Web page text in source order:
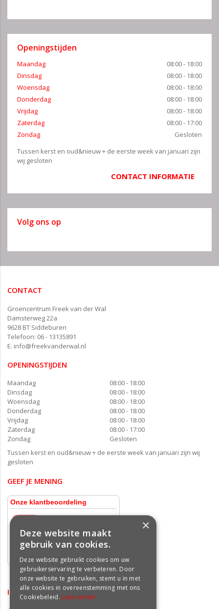
Openingstijden
Maandag
08:00 - 18:00
Dinsdag
08:00 - 18:00
Woensdag
08:00 - 18:00
Donderdag
08:00 - 18:00
Vrijdag
08:00 - 18:00
Zaterdag
08:00 - 17:00
Zondag
Gesloten
Tussen kerst en oud&nieuw + de eerste week van januari zijn
wij gesloten
CONTACT INFORMATIE
Volg ons op
CONTACT
Groencentrum Freek van der Wal
Damsterweg 22a
9628 BT Siddeburen
Telefoon: 06 - 13135891
E. info@freekvanderwal.nl
OPENINGSTIJDEN
Maandag
08:00 - 18:00
Dinsdag
08:00 - 18:00
Woensdag
08:00 - 18:00
Donderdag
08:00 - 18:00
Vrijdag
08:00 - 18:00
Zaterdag
08:00 - 17:00
Zondag
Gesloten
Tussen kerst en oud&nieuw + de eerste week van januari zijn wij
gesloten
GEEF JE MENING
INFORMATIE
×
Deze website maakt
gebruik van cookies.
Deze website gebruikt cookies om uw
gebruikerservaring te verbeteren. Door
onze website te gebruiken, stemt u in met
alle cookies in overeenstemming met ons
Cookiebeleid. Lees verder